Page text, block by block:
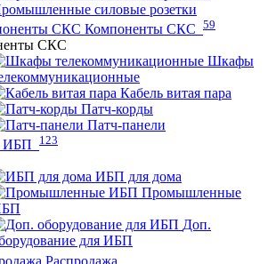
силовые розетки
Компоненты СКС 59
СКС
Шкафы
Кабель витая пара
Патч-корды
Патч-панели
ИБП
123
ИБП для дома
Промышленные
Доп.
для ИБП
Распродажа